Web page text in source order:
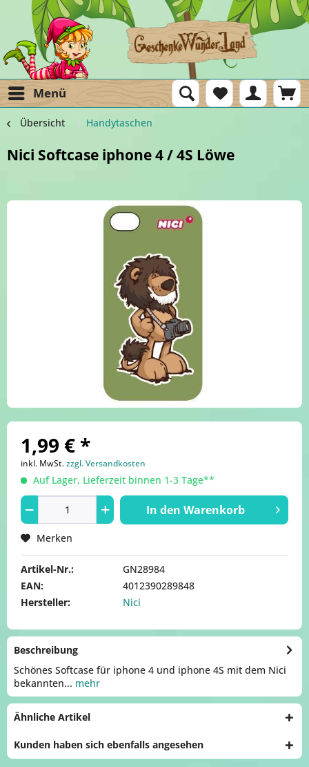
Menü
Übersicht Handytaschen
Nici Softcase iphone 4 / 4S Löwe
1,99 € *
inkl. MwSt.zzgl. Versandkosten
Auf Lager, Lieferzeit binnen 1-3 Tage**
In den Warenkorb
Merken
Artikel-Nr.:
GN28984
EAN:
4012390289848
Hersteller:
Nici
Beschreibung
Schönes Softcase für iphone 4 und iphone 4S mit dem Nici
bekannten... mehr
Ähnliche Artikel
Kunden haben sich ebenfalls angesehen